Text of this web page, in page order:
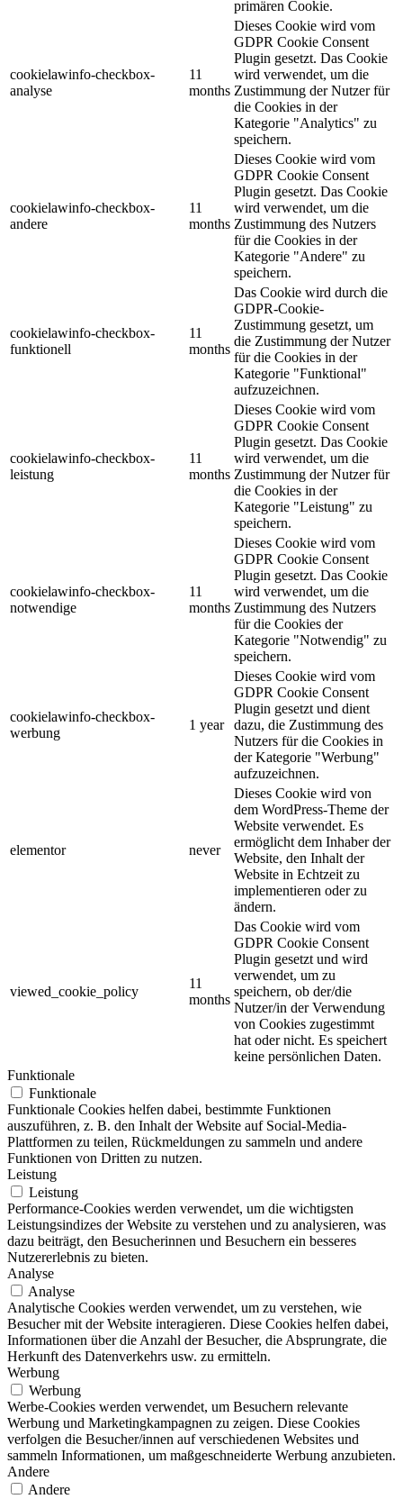
primären Cookie.
cookielawinfo-checkbox-
analyse
11
months
Dieses Cookie wird vom
GDPR Cookie Consent
Plugin gesetzt. Das Cookie
wird verwendet, um die
Zustimmung der Nutzer für
die Cookies in der
Kategorie "Analytics" zu
speichern.
cookielawinfo-checkbox-
andere
11
months
Dieses Cookie wird vom
GDPR Cookie Consent
Plugin gesetzt. Das Cookie
wird verwendet, um die
Zustimmung des Nutzers
für die Cookies in der
Kategorie "Andere" zu
speichern.
cookielawinfo-checkbox-
funktionell
11
months
Das Cookie wird durch die
GDPR-Cookie-
Zustimmung gesetzt, um
die Zustimmung der Nutzer
für die Cookies in der
Kategorie "Funktional"
aufzuzeichnen.
cookielawinfo-checkbox-
leistung
11
months
Dieses Cookie wird vom
GDPR Cookie Consent
Plugin gesetzt. Das Cookie
wird verwendet, um die
Zustimmung der Nutzer für
die Cookies in der
Kategorie "Leistung" zu
speichern.
cookielawinfo-checkbox-
notwendige
11
months
Dieses Cookie wird vom
GDPR Cookie Consent
Plugin gesetzt. Das Cookie
wird verwendet, um die
Zustimmung des Nutzers
für die Cookies der
Kategorie "Notwendig" zu
speichern.
cookielawinfo-checkbox-
werbung
1 year
Dieses Cookie wird vom
GDPR Cookie Consent
Plugin gesetzt und dient
dazu, die Zustimmung des
Nutzers für die Cookies in
der Kategorie "Werbung"
aufzuzeichnen.
elementor never
Dieses Cookie wird von
dem WordPress-Theme der
Website verwendet. Es
ermöglicht dem Inhaber der
Website, den Inhalt der
Website in Echtzeit zu
implementieren oder zu
ändern.
viewed_cookie_policy
11
months
Das Cookie wird vom
GDPR Cookie Consent
Plugin gesetzt und wird
verwendet, um zu
speichern, ob der/die
Nutzer/in der Verwendung
von Cookies zugestimmt
hat oder nicht. Es speichert
keine persönlichen Daten.
Funktionale
Funktionale
Funktionale Cookies helfen dabei, bestimmte Funktionen
auszuführen, z. B. den Inhalt der Website auf Social-Media-
Plattformen zu teilen, Rückmeldungen zu sammeln und andere
Funktionen von Dritten zu nutzen.
Leistung
Leistung
Performance-Cookies werden verwendet, um die wichtigsten
Leistungsindizes der Website zu verstehen und zu analysieren, was
dazu beiträgt, den Besucherinnen und Besuchern ein besseres
Nutzererlebnis zu bieten.
Analyse
Analyse
Analytische Cookies werden verwendet, um zu verstehen, wie
Besucher mit der Website interagieren. Diese Cookies helfen dabei,
Informationen über die Anzahl der Besucher, die Absprungrate, die
Herkunft des Datenverkehrs usw. zu ermitteln.
Werbung
Werbung
Werbe-Cookies werden verwendet, um Besuchern relevante
Werbung und Marketingkampagnen zu zeigen. Diese Cookies
verfolgen die Besucher/innen auf verschiedenen Websites und
sammeln Informationen, um maßgeschneiderte Werbung anzubieten.
Andere
Andere